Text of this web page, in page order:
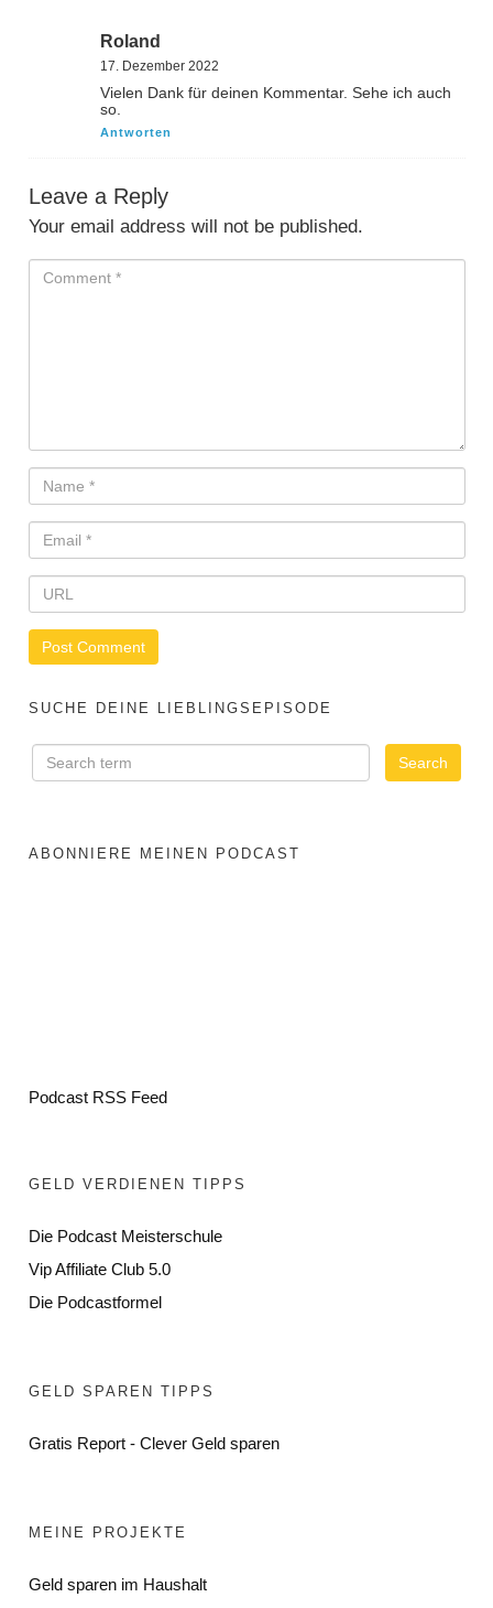
Roland
17. Dezember 2022
Vielen Dank für deinen Kommentar. Sehe ich auch
so.
Antworten
Leave a Reply
Your email address will not be published.
SUCHE DEINE LIEBLINGSEPISODE
ABONNIERE MEINEN PODCAST
Podcast RSS Feed
GELD VERDIENEN TIPPS
Die Podcast Meisterschule
Vip Affiliate Club 5.0
Die Podcastformel
GELD SPAREN TIPPS
Gratis Report - Clever Geld sparen
MEINE PROJEKTE
Geld sparen im Haushalt